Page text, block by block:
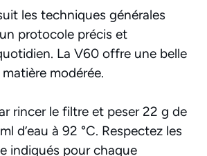
les techniques générales
protocole précis et
La V60 offre une belle
modérée.
rincer le filtre et peser 22 g de
d’eau à 92 °C. Respectez les
indiqués pour chaque